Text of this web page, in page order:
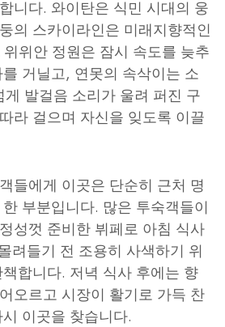
니다. 와이탄은 식민 시대의 웅
의 스카이라인은 미래지향적인
위안 정원은 잠시 속도를 늦추
거닐고, 연못의 속삭이는 소
발걸음 소리가 울려 퍼진 구
라 걸으며 자신을 잊도록 이끌
들에게 이곳은 단순히 근처 명
부분입니다. 많은 투숙객들이
성껏 준비한 뷔페로 아침 식사
려들기 전 조용히 사색하기 위
합니다. 저녁 식사 후에는 향
오르고 시장이 활기로 가득 찬
이곳을 찾습니다.